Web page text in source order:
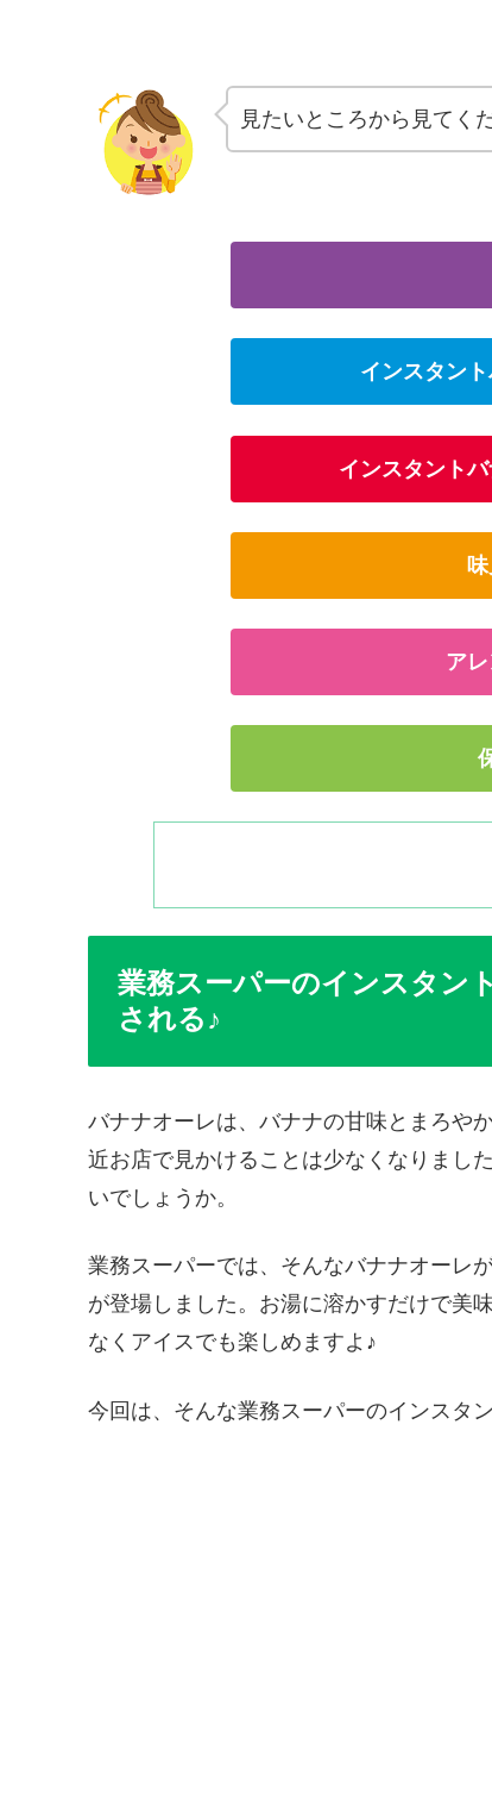
見たいところから見てく
インスタン
インスタント
ア
業務スーパーのインスタン
される♪
バナナオーレは、バナナの甘味とまろや
近お店で見かけることは少なくなりまし
いでしょうか。
業務スーパーでは、そんなバナナオーレ
が登場しました。お湯に溶かすだけで美
なくアイスでも楽しめますよ♪
今回は、そんな業務スーパーのインスタ